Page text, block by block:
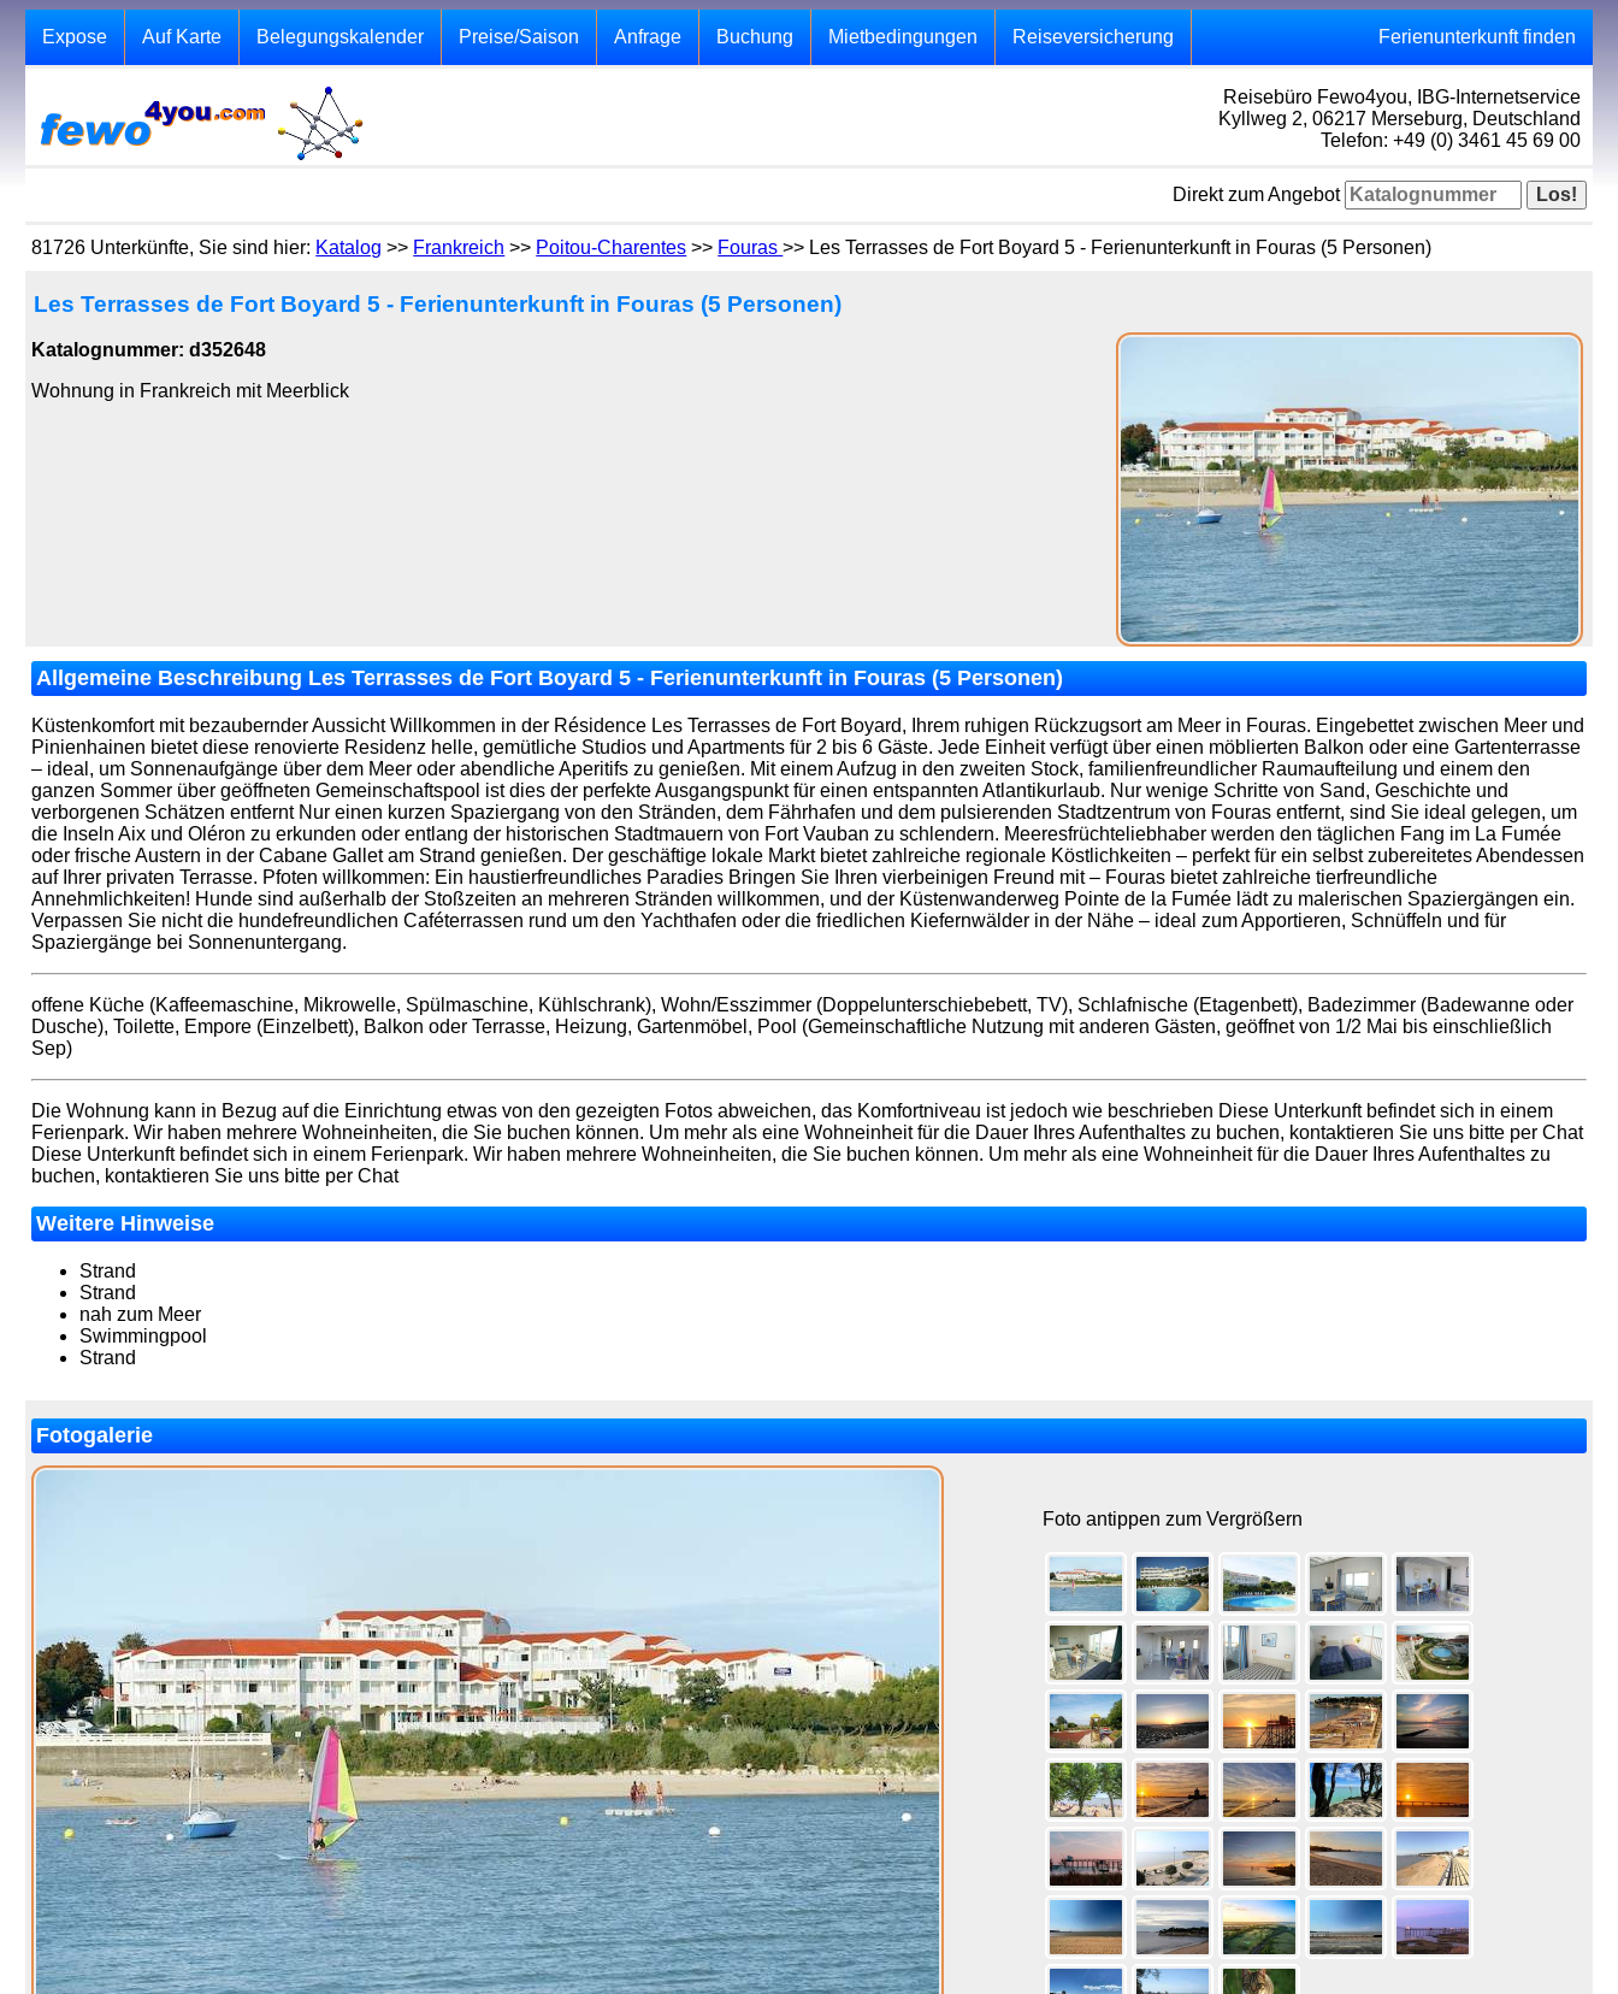
Expose Auf Karte Belegungskalender Preise/Saison Anfrage Buchung Mietbedingungen Reiseversicherung Ferienunterkunft finden
Reisebüro Fewo4you, IBG-Internetservice
Kyllweg 2, 06217 Merseburg, Deutschland
Telefon: +49 (0) 3461 45 69 00
Direkt zum Angebot
81726 Unterkünfte, Sie sind hier: Katalog >> Frankreich >> Poitou-Charentes >> Fouras>> Les Terrasses de Fort Boyard 5 - Ferienunterkunft in Fouras (5 Personen)
Les Terrasses de Fort Boyard 5 - Ferienunterkunft in Fouras (5 Personen)
Katalognummer: d352648
Wohnung in Frankreich mit Meerblick
Allgemeine Beschreibung Les Terrasses de Fort Boyard 5 - Ferienunterkunft in Fouras (5 Personen)
Küstenkomfort mit bezaubernder Aussicht Willkommen in der Résidence Les Terrasses de Fort Boyard, Ihrem ruhigen Rückzugsort am Meer in Fouras. Eingebettet zwischen Meer und
Pinienhainen bietet diese renovierte Residenz helle, gemütliche Studios und Apartments für 2 bis 6 Gäste. Jede Einheit verfügt über einen möblierten Balkon oder eine Gartenterrasse
– ideal, um Sonnenaufgänge über dem Meer oder abendliche Aperitifs zu genießen. Mit einem Aufzug in den zweiten Stock, familienfreundlicher Raumaufteilung und einem den
ganzen Sommer über geöffneten Gemeinschaftspool ist dies der perfekte Ausgangspunkt für einen entspannten Atlantikurlaub. Nur wenige Schritte von Sand, Geschichte und
verborgenen Schätzen entfernt Nur einen kurzen Spaziergang von den Stränden, dem Fährhafen und dem pulsierenden Stadtzentrum von Fouras entfernt, sind Sie ideal gelegen, um
die Inseln Aix und Oléron zu erkunden oder entlang der historischen Stadtmauern von Fort Vauban zu schlendern. Meeresfrüchteliebhaber werden den täglichen Fang im La Fumée
oder frische Austern in der Cabane Gallet am Strand genießen. Der geschäftige lokale Markt bietet zahlreiche regionale Köstlichkeiten – perfekt für ein selbst zubereitetes Abendessen
auf Ihrer privaten Terrasse. Pfoten willkommen: Ein haustierfreundliches Paradies Bringen Sie Ihren vierbeinigen Freund mit – Fouras bietet zahlreiche tierfreundliche
Annehmlichkeiten! Hunde sind außerhalb der Stoßzeiten an mehreren Stränden willkommen, und der Küstenwanderweg Pointe de la Fumée lädt zu malerischen Spaziergängen ein.
Verpassen Sie nicht die hundefreundlichen Caféterrassen rund um den Yachthafen oder die friedlichen Kiefernwälder in der Nähe – ideal zum Apportieren, Schnüffeln und für
Spaziergänge bei Sonnenuntergang.
offene Küche (Kaffeemaschine, Mikrowelle, Spülmaschine, Kühlschrank), Wohn/Esszimmer (Doppelunterschiebebett, TV), Schlafnische (Etagenbett), Badezimmer (Badewanne oder
Dusche), Toilette, Empore (Einzelbett), Balkon oder Terrasse, Heizung, Gartenmöbel, Pool (Gemeinschaftliche Nutzung mit anderen Gästen, geöffnet von 1/2 Mai bis einschließlich
Sep)
Die Wohnung kann in Bezug auf die Einrichtung etwas von den gezeigten Fotos abweichen, das Komfortniveau ist jedoch wie beschrieben Diese Unterkunft befindet sich in einem
Ferienpark. Wir haben mehrere Wohneinheiten, die Sie buchen können. Um mehr als eine Wohneinheit für die Dauer Ihres Aufenthaltes zu buchen, kontaktieren Sie uns bitte per Chat
Diese Unterkunft befindet sich in einem Ferienpark. Wir haben mehrere Wohneinheiten, die Sie buchen können. Um mehr als eine Wohneinheit für die Dauer Ihres Aufenthaltes zu
buchen, kontaktieren Sie uns bitte per Chat
Weitere Hinweise
Strand
Strand
nah zum Meer
Swimmingpool
Strand
Fotogalerie
Foto antippen zum Vergrößern